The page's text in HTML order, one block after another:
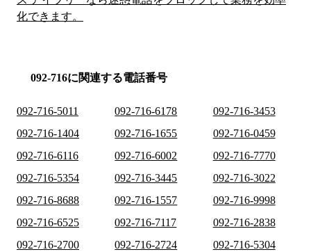
化できます。
092-716に関連する電話番号
092-716-5011 092-716-6178
092-716-3453
092-716-1404
092-716-1655
092-716-0459
092-716-6116
092-716-6002
092-716-7770
092-716-5354
092-716-3445
092-716-3022
092-716-8688
092-716-1557
092-716-9998
092-716-6525
092-716-7117
092-716-2838
092-716-2700
092-716-2724
092-716-5304